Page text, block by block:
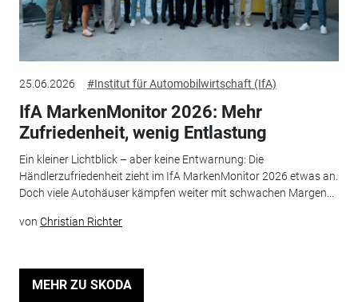
25.06.2026 #Institut für Automobilwirtschaft (IfA)
IfA MarkenMonitor 2026: Mehr
Zufriedenheit, wenig Entlastung
Ein kleiner Lichtblick – aber keine Entwarnung: Die
Händlerzufriedenheit zieht im IfA MarkenMonitor 2026 etwas an.
Doch viele Autohäuser kämpfen weiter mit schwachen Margen...
von Christian Richter
MEHR ZU SKODA